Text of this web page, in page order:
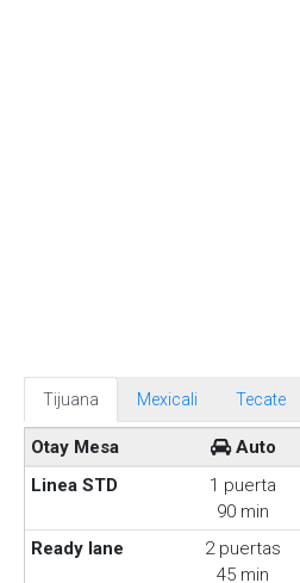
Tijuana Mexicali Tecate
Otay Mesa Auto
Linea STD
1 puerta
90 min
Ready lane
2 puertas
45 min